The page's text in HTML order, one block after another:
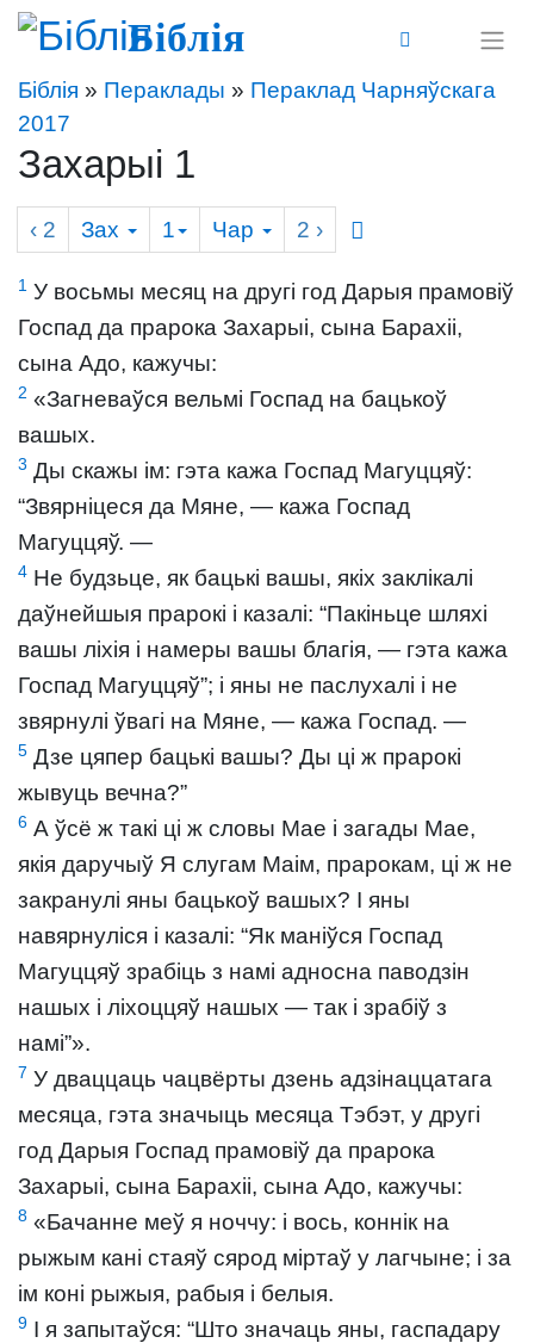
Біблія
Біблія » Пераклады » Пераклад Чарняўскага
2017
Захарыі 1
‹ 2 Зах 1 Чар 2 ›
1 У восьмы месяц на другі год Дарыя прамовіў
Госпад да прарока Захарыі, сына Барахіі,
сына Адо, кажучы:
2 «Загневаўся вельмі Госпад на бацькоў
вашых.
3 Ды скажы ім: гэта кажа Госпад Магуццяў:
“Звярніцеся да Мяне, — кажа Госпад
Магуццяў. —
4 Не будзьце, як бацькі вашы, якіх заклікалі
даўнейшыя прарокі і казалі: “Пакіньце шляхі
вашы ліхія і намеры вашы благія, — гэта кажа
Госпад Магуццяў”; і яны не паслухалі і не
звярнулі ўвагі на Мяне, — кажа Госпад. —
5 Дзе цяпер бацькі вашы? Ды ці ж прарокі
жывуць вечна?”
6 А ўсё ж такі ці ж словы Мае і загады Мае,
якія даручыў Я слугам Маім, прарокам, ці ж не
закранулі яны бацькоў вашых? І яны
навярнуліся і казалі: “Як маніўся Госпад
Магуццяў зрабіць з намі адносна паводзін
нашых і ліхоццяў нашых — так і зрабіў з
намі”».
7 У дваццаць чацвёрты дзень адзінаццатага
месяца, гэта значыць месяца Тэбэт, у другі
год Дарыя Госпад прамовіў да прарока
Захарыі, сына Барахіі, сына Адо, кажучы:
8 «Бачанне меў я ноччу: і вось, коннік на
рыжым кані стаяў сярод міртаў у лагчыне; і за
ім коні рыжыя, рабыя і белыя.
9 І я запытаўся: “Што значаць яны, гаспадару